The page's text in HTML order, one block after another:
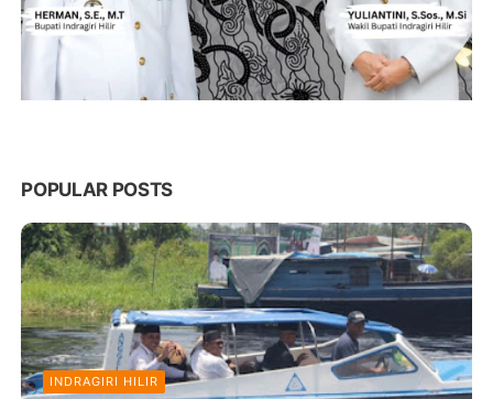
POPULAR POSTS
INDRAGIRI HILIR